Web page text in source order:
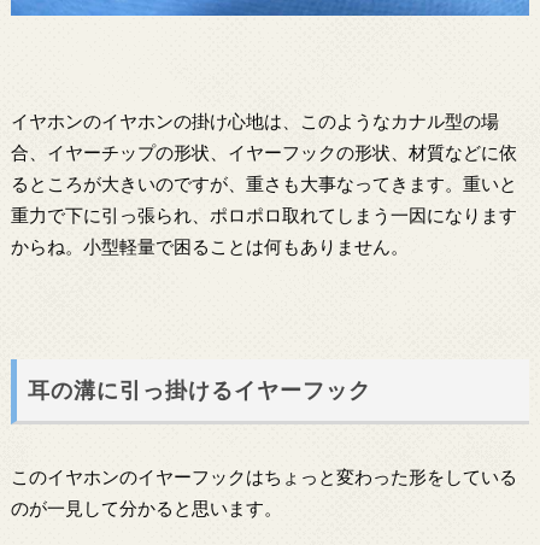
イヤホンのイヤホンの掛け心地は、このようなカナル型の場
合、イヤーチップの形状、イヤーフックの形状、材質などに依
るところが大きいのですが、重さも大事なってきます。重いと
重力で下に引っ張られ、ポロポロ取れてしまう一因になります
からね。小型軽量で困ることは何もありません。
耳の溝に引っ掛けるイヤーフック
このイヤホンのイヤーフックはちょっと変わった形をしている
のが一見して分かると思います。